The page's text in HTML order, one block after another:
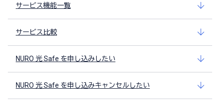
サービス機能一覧
サービス比較
NURO 光 Safe を申し込みしたい
NURO 光 Safe を申し込みキャンセルしたい